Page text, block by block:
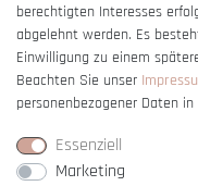
berechtigten Interesses
abgelehnt werden. Es
Einwilligung zu einem
Beachten Sie unser
personenbezogener Daten in
Essenziell
Marketing